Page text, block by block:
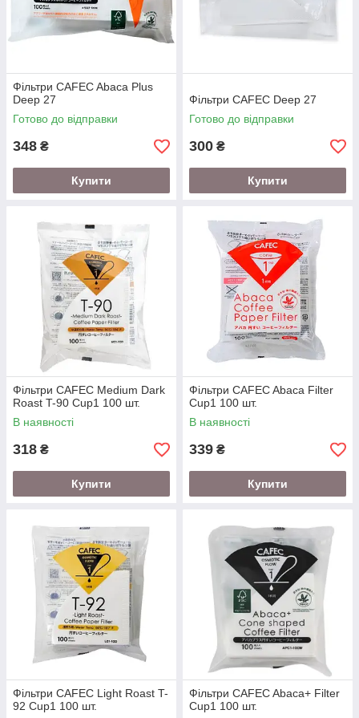
Фільтри CAFEC Abaca Plus
Deep 27
Готово до відправки
348 ₴
Купити
Фільтри CAFEC Deep 27
Готово до відправки
300 ₴
Купити
Фільтри CAFEC Medium Dark
Roast T-90 Cup1 100 шт.
В наявності
318 ₴
Купити
Фільтри CAFEC Abaca Filter
Cup1 100 шт.
В наявності
339 ₴
Купити
Фільтри CAFEC Light Roast T-
92 Cup1 100 шт.
Фільтри CAFEC Abaca+ Filter
Cup1 100 шт.